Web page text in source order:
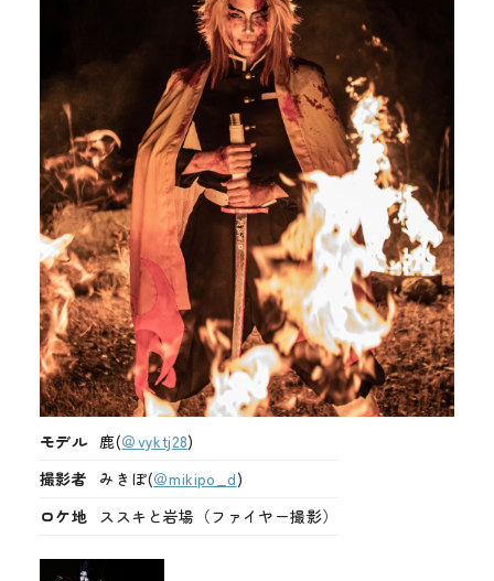
モデル 鹿(＠vyktj28)
撮影者
みきぽ(＠mikipo_d)
ロケ地
ススキと岩場（ファイヤー撮影）